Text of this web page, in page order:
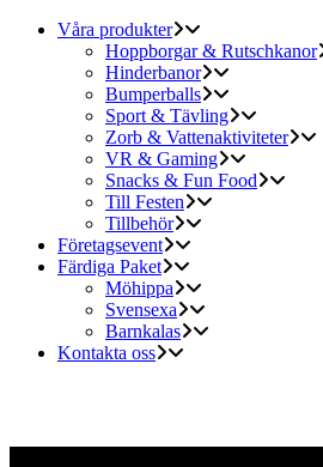
Våra produkter
Hoppborgar & Rutschkanor
Hinderbanor
Bumperballs
Sport & Tävling
Zorb & Vattenaktiviteter
VR & Gaming
Snacks & Fun Food
Till Festen
Tillbehör
Företagsevent
Färdiga Paket
Möhippa
Svensexa
Barnkalas
Kontakta oss